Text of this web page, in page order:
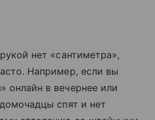
нет «сантиметра»,
Например, если вы
онлайн в вечернее или
спят и нет